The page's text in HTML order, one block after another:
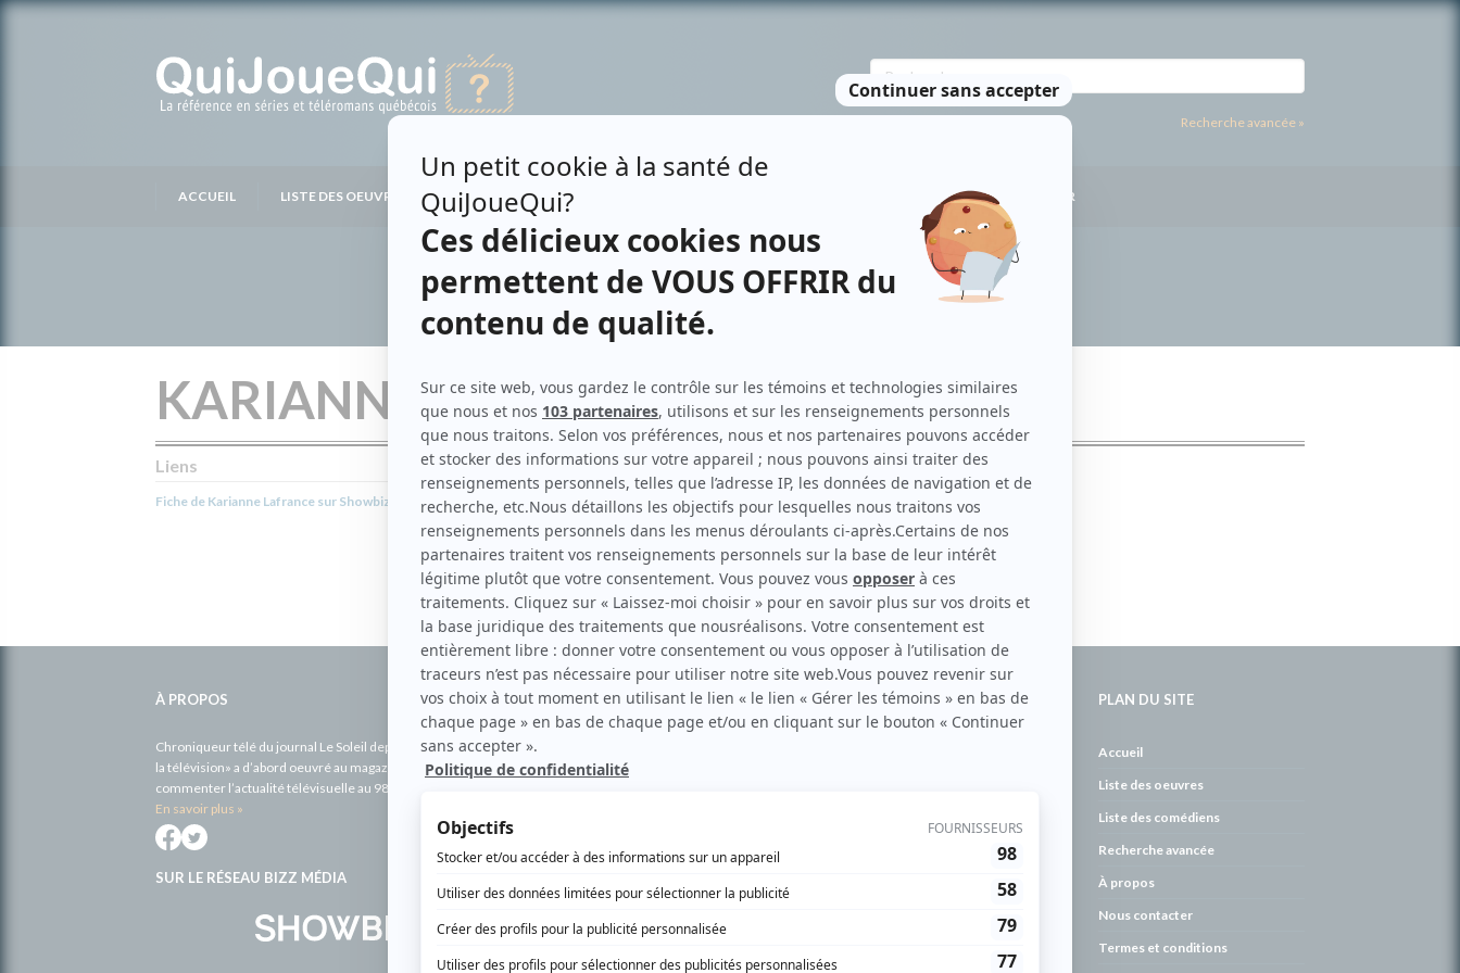
Recherche avancée »
ACCUEIL LISTE DES OEUVRES LISTE DES PERSONNES NOUS CONTACTER
KARIANNE LAFRANCE
Liens
Fiche de Karianne Lafrance sur Showbizz.net
Personnages
Virginie (Annabelle Pearson)
À PROPOS
Chroniqueur télé du journal Le Soleil depuis 2001, Richard Therrien carbure à son petit écran. Celui qu’on surnomme parfois «l’encyclopédie de
la télévision» a d’abord oeuvré au magazine TV Hebdo de 1996 à 2001. Sa spécialité: la télé québécoise. On peut l’entendre régulièrement
commenter l’actualité télévisuelle au 98,5.
En savoir plus »
SUR LE RÉSEAU BIZZ MÉDIA
PLAN DU SITE
Accueil
Liste des oeuvres
Liste des comédiens
Recherche avancée
À propos
Nous contacter
Termes et conditions